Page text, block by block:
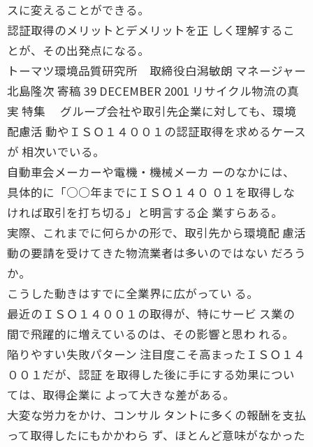
スに変えることができる。
認証取得のメリットとデメリットを正 しく理解するこ
とが、その出発点になる。
トーマツ環境品質研究所 取締役白潟敏朗 マネージャー
北島隆次 寄稿 39 DECEMBER 2001 リサイクル物流の真
実 特集 グループ会社や取引先企業に対しても、環境
配慮活 動やＩＳＯ１４００１の認証取得を求めるケース
が 相次いでいる。
自動車会メーカーや電機・機械メーカ ーのなかには、
具体的に「○○年までにＩＳＯ１４０ ０１を取得しな
ければ取引を打ち切る」と明言する企 業すらある。
実際、これまでに何らかの形で、取引先から環境配 慮活
動の要請を受けてきた物流業者は多いのではない だろう
か。
こうした動きはすでに全業界に広がってい る。
最近のＩＳＯ１４００１の取得が、特にサービ ス業の
間で飛躍的に増えているのは、その影響と思わ れる。
陥りやすい失敗パターン 注目度こそ高まったＩＳＯ１４
００１だが、認証 を取得した後に手にする効果につい
ては、取得企業に よって大きな差がある。
大変な労力をかけ、コンサル タントに多くの報酬を支払
って取得したにもかかわら ず、ほとんど意味がなかった